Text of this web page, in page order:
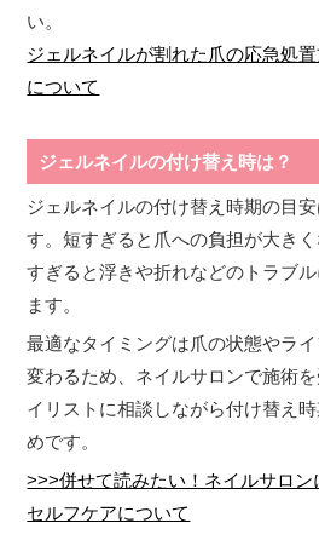
い。
ジェルネイルが割れた爪の応急処
について
ジェルネイルの付け替え時は？
ジェルネイルの付け替え時期の目
す。短すぎると爪への負担が大き
すぎると浮きや折れなどのトラブ
ます。
最適なタイミングは爪の状態やラ
変わるため、ネイルサロンで施術
イリストに相談しながら付け替え
めです。
>>>併せて読みたい！ネイルサロ
セルフケアについて